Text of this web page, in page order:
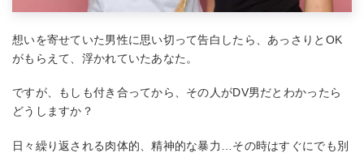
想いを寄せていた男性に思い切って告白したら、あっさりとOK
がもらえて、浮かれていたあなた。
ですが、もしも付き合ってから、その人がDV男だとわかったら
どうしますか？
日々繰り返される肉体的、精神的な暴力…その時はすぐにでも別